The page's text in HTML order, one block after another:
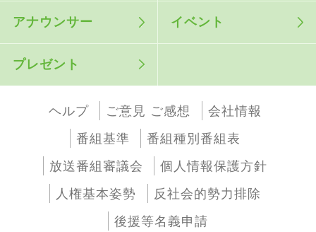
アナウンサー イベント
プレゼント
ヘルプ ご意見 ご感想
会社情報
番組基準
番組種別番組表
放送番組審議会
個人情報保護方針
人権基本姿勢
反社会的勢力排除
後援等名義申請